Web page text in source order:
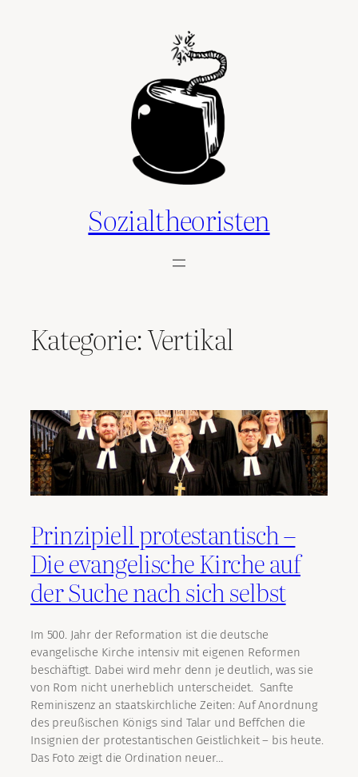
Sozialtheoristen
Kategorie:Vertikal
Prinzipiell protestantisch –
Die evangelische Kirche auf
der Suche nach sich selbst
Im 500. Jahr der Reformation ist die deutsche
evangelische Kirche intensiv mit eigenen Reformen
beschäftigt. Dabei wird mehr denn je deutlich, was sie
von Rom nicht unerheblich unterscheidet. Sanfte
Reminiszenz an staatskirchliche Zeiten: Auf Anordnung
des preußischen Königs sind Talar und Beffchen die
Insignien der protestantischen Geistlichkeit – bis heute.
Das Foto zeigt die Ordination neuer…